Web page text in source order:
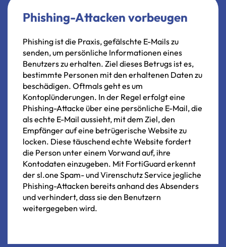
Phishing-Attacken vorbeugen
Phishing istdie Praxis,gefälschte E-Mailszu
senden,um persönliche Informationen eines
Benutzerszuerhalten. Ziel dieses Betrugs istes,
bestimmte Personen mitden erhaltenen Daten zu
beschädigen. Oftmalsgehtesum
Kontoplünderungen. In der Regel erfolgteine
Phishing-Attacke übereine persönliche E-Mail,die
alsechte E-Mail aussieht, mitdem Ziel,den
Empfängeraufeine betrügerische Website zu
locken. Diese täuschendechte Website fordert
die Person untereinem Vorwandauf, ihre
Kontodaten einzugeben. Mit FortiGuarderkennt
der sl.one Spam-undVirenschutzService jegliche
Phishing-Attacken bereitsanhanddesAbsenders
undverhindert,dasssie den Benutzern
weitergegeben wird.